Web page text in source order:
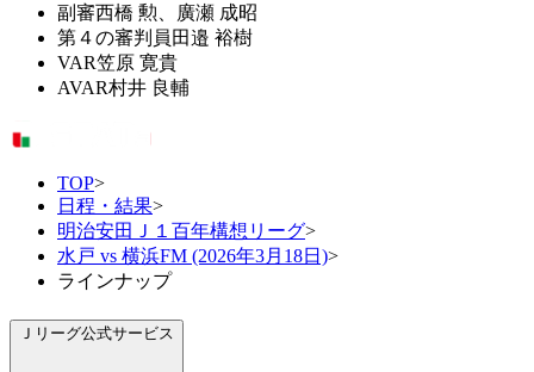
副審西橋 勲、廣瀬 成昭
第４の審判員 田邉 裕樹
VAR笠原 寛貴
AVAR村井 良輔
TOP>
日程・結果>
明治安田Ｊ１百年構想リーグ>
水戸 vs 横浜FM (2026年3月18日)>
ラインナップ
Ｊリーグ公式サービス